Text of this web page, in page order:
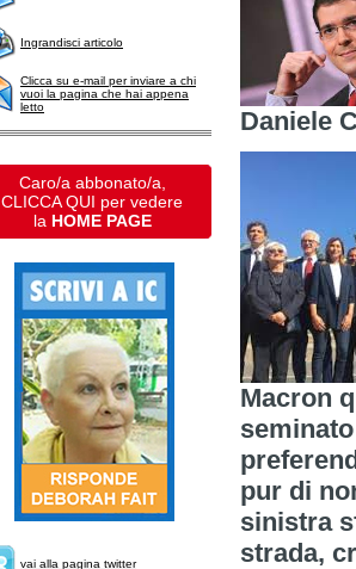
Ingrandisci articolo
Clicca su e-mail per inviare a chi
vuoi la pagina che hai appena
letto
Caro/a abbonato/a,
CLICCA QUI per vedere
la HOME PAGE
vai alla pagina twitter
Daniele
Macron
pur di
sinistra
strada,